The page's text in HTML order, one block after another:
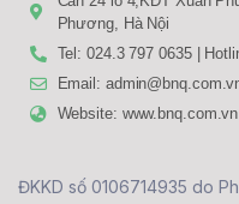
Phương, Hà Nội
Tel: 024.3 797 0635 |
Email:
Website: www.bnq.com.vn
ĐKKD số 0106714935 do